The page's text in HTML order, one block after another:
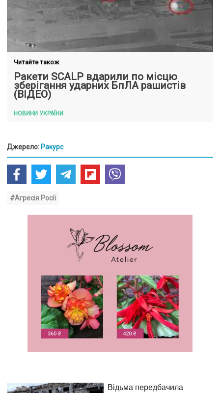
Читайте також
Ракети SCALP вдарили по місцю
зберігання ударних БпЛА рашистів
(ВІДЕО)
НОВИНИ УКРАЇНИ
Джерело: Ракурс
#Агресія Росії